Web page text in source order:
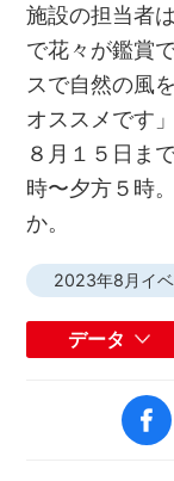
施設の担当者
で花々が鑑賞
スで自然の風
オススメです
８月１５日ま
時〜夕方５時
か。
2023年8月イベ
データ